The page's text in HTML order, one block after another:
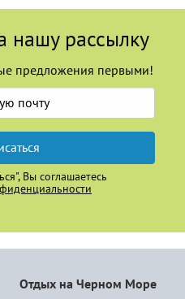
нашу рассылку
предложения первыми!
Вы соглашаетесь
Отдых на Черном Море